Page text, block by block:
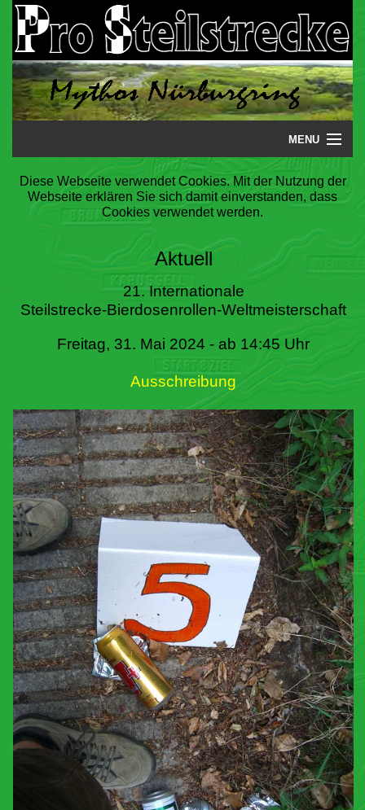
MENU
Startseite
Steilstrecke
Literatur
Termine
Diese Webseite verwendet Cookies. Mit der Nutzung der
Webseite erklären Sie sich damit einverstanden, dass
Cookies verwendet werden.
Aktuell
21. Internationale
Steilstrecke-Bierdosenrollen-Weltmeisterschaft
Freitag, 31. Mai 2024 - ab 14:45 Uhr
Ausschreibung